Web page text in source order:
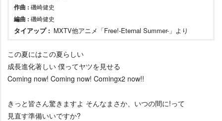
作曲 : 磯崎健史
編曲 : 磯崎健史
タイアップ : MXTV他アニメ「Free!-Eternal Summer-」より
この夏にはこの夏らしい
成長進化著しい 僕ってヤツを見せる
Coming now! Coming now! Comingx2 now!!
きっと皆さん驚きますよ そんなまさか、いつの間に!って
見直す準備いいですか?